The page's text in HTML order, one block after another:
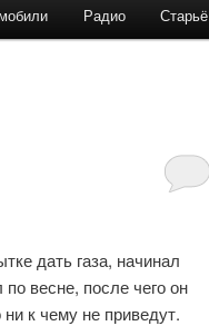
Радио Старьё
дать газа, начинал
весне, после чего он
к чему не приведут.